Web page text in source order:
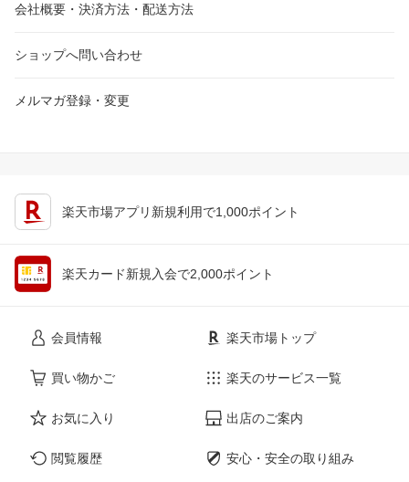
会社概要・決済方法・配送方法
ショップへ問い合わせ
メルマガ登録・変更
楽天市場アプリ新規利用で1,000ポイント
楽天カード新規入会で2,000ポイント
会員情報
買い物かご
お気に入り
閲覧履歴
楽天市場トップ
楽天のサービス一覧
出店のご案内
安心・安全の取り組み